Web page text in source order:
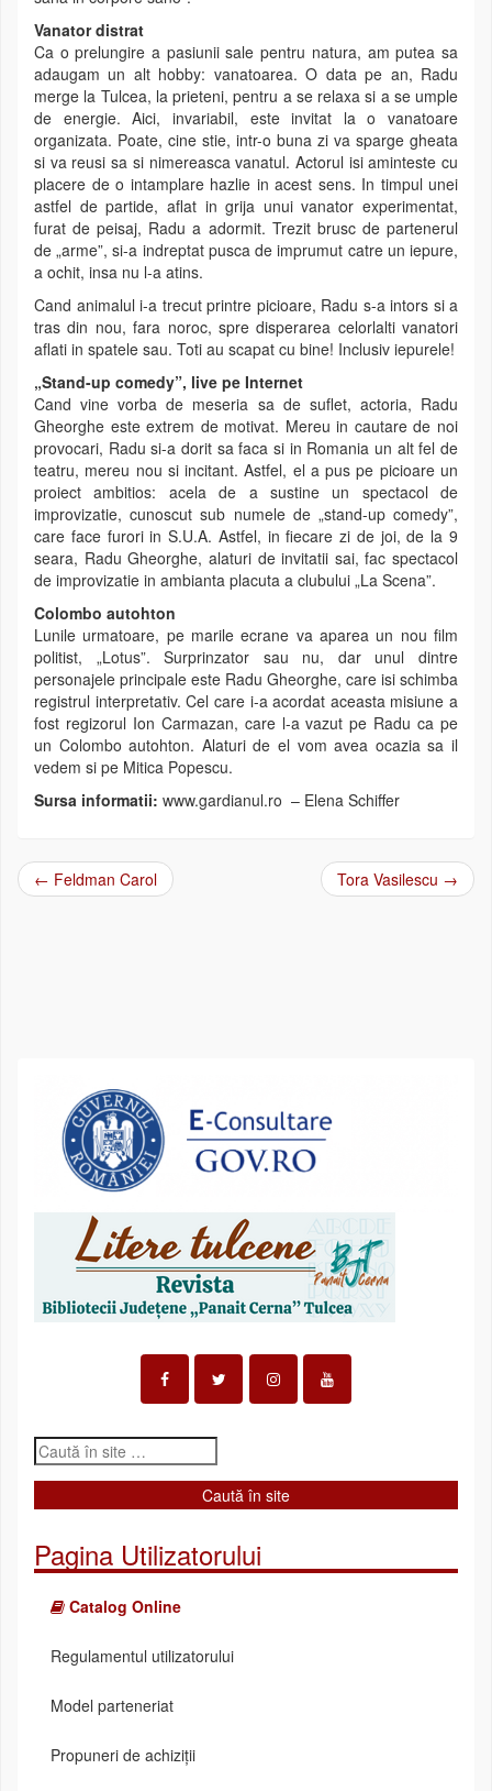
Vanator distrat
Ca o prelungire a pasiunii sale pentru natura, am putea sa
adaugam un alt hobby: vanatoarea. O data pe an, Radu
merge la Tulcea, la prieteni, pentru a se relaxa si a se umple
de energie. Aici, invariabil, este invitat la o vanatoare
organizata. Poate, cine stie, intr-o buna zi va sparge gheata
si va reusi sa si nimereasca vanatul. Actorul isi aminteste cu
placere de o intamplare hazlie in acest sens. In timpul unei
astfel de partide, aflat in grija unui vanator experimentat,
furat de peisaj, Radu a adormit. Trezit brusc de partenerul
de „arme”, si-a indreptat pusca de imprumut catre un iepure,
a ochit, insa nu l-a atins.
Cand animalul i-a trecut printre picioare, Radu s-a intors si a
tras din nou, fara noroc, spre disperarea celorlalti vanatori
aflati in spatele sau. Toti au scapat cu bine! Inclusiv iepurele!
„Stand-up comedy”, live pe Internet
Cand vine vorba de meseria sa de suflet, actoria, Radu
Gheorghe este extrem de motivat. Mereu in cautare de noi
provocari, Radu si-a dorit sa faca si in Romania un alt fel de
teatru, mereu nou si incitant. Astfel, el a pus pe picioare un
proiect ambitios: acela de a sustine un spectacol de
improvizatie, cunoscut sub numele de „stand-up comedy”,
care face furori in S.U.A. Astfel, in fiecare zi de joi, de la 9
seara, Radu Gheorghe, alaturi de invitatii sai, fac spectacol
de improvizatie in ambianta placuta a clubului „La Scena”.
Colombo autohton
Lunile urmatoare, pe marile ecrane va aparea un nou film
politist, „Lotus”. Surprinzator sau nu, dar unul dintre
personajele principale este Radu Gheorghe, care isi schimba
registrul interpretativ. Cel care i-a acordat aceasta misiune a
fost regizorul Ion Carmazan, care l-a vazut pe Radu ca pe
un Colombo autohton. Alaturi de el vom avea ocazia sa il
vedem si pe Mitica Popescu.
Sursa informatii: www.gardianul.ro – Elena Schiffer
Post navigation
← Feldman Carol Tora Vasilescu →
Pagina Utilizatorului
Catalog Online
Regulamentul utilizatorului
Model parteneriat
Propuneri de achiziții